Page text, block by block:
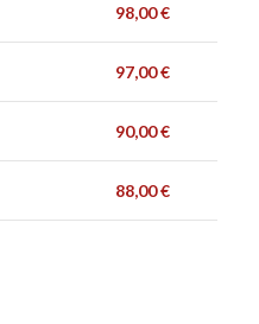
98,00€
97,00€
90,00€
88,00€